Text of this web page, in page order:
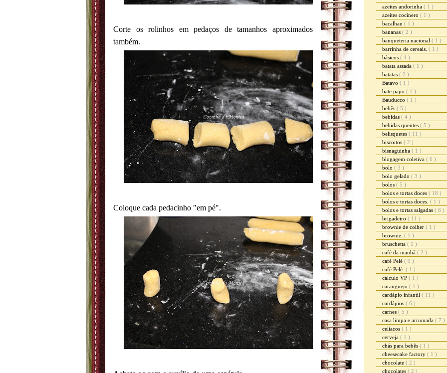
Corte os rolinhos em pedaços de tamanhos aproximados
também.
Coloque cada pedacinho "em pé".
azeites andorinha ( 1 )
azeites cocinero ( 1 )
bacalhau ( 1 )
bananas ( 2 )
banqueteria nacional ( 1 )
barrinha de cereais. ( 1 )
básicos ( 4 )
batata assada ( 1 )
batatas ( 2 )
Batavo ( 1 )
bate papo ( 1 )
Bauducco ( 1 )
bebês ( 5 )
bebidas ( 4 )
bebidas quentes ( 5 )
belisquetes ( 11 )
biscoitos ( 2 )
bisnaguinha ( 1 )
blogagem coletiva ( 6 )
bolo ( 3 )
bolo gelado ( 3 )
bolos ( 5 )
bolos e tortas doces ( 18 )
bolos e tortas doces. ( 1 )
bolos e tortas salgadas ( 6 )
brigadeiro ( 11 )
brownie de colher ( 1 )
brownie. ( 1 )
bruschetta ( 1 )
café da manhã ( 2 )
café Pelé ( 9 )
café Pelé. ( 1 )
cálculo VP ( 1 )
caranguejo ( 1 )
cardápio infantil ( 11 )
cardápios ( 6 )
carnes ( 5 )
casa limpa e arrumada ( 7 )
celíacos ( 1 )
cerveja ( 1 )
chás para bebês ( 1 )
cheesecake factory ( 1 )
chocolate ( 2 )
chocolates ( 2 )